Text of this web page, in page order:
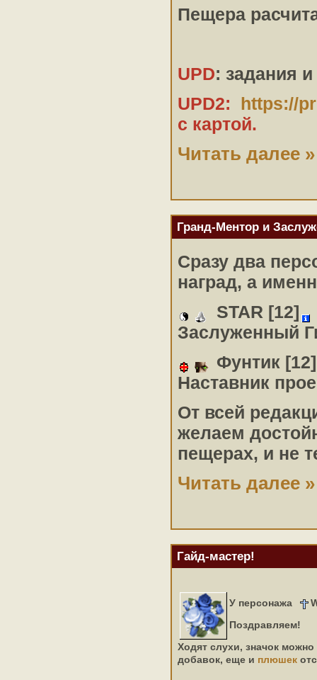
Пещера
UPD: задания
UPD2: https://
с картой.
Читать далее »
Гранд-Ментор и
Сразу два
наград, а
STAR [12]
Заслуженный
Фунтик [12]
Наставник
От всей
желаем
пещерах, и не
Читать далее »
Гайд-мастер!
У персонажа
Поздравляем!
Ходят слухи, значок
добавок, еще и плюшек